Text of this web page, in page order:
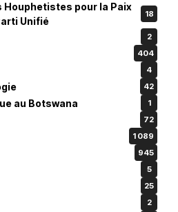
Houphetistes pour la Paix
Unifié
18
2
404
4
42
au Botswana 1
72
1 089
945
5
25
2